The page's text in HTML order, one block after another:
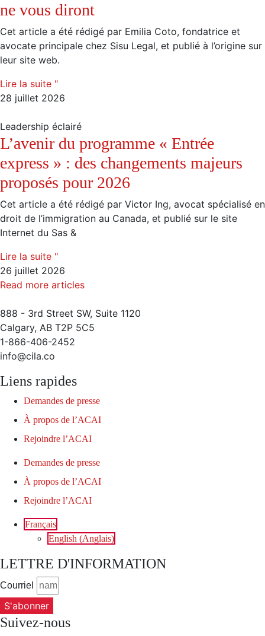
ne vous diront
Cet article a été rédigé par Emilia Coto, fondatrice et
avocate principale chez Sisu Legal, et publié à l’origine sur
leur site web.
Lire la suite "
28 juillet 2026
Leadership éclairé
L’avenir du programme « Entrée
express » : des changements majeurs
proposés pour 2026
Cet article a été rédigé par Victor Ing, avocat spécialisé en
droit de l’immigration au Canada, et publié sur le site
Internet du Sas &
Lire la suite "
26 juillet 2026
Read more articles
888 - 3rd Street SW, Suite 1120
Calgary, AB T2P 5C5
1-866-406-2452
info@cila.co
Liens rapides
Demandes de presse
À propos de l’ACAI
Rejoindre l’ACAI
Demandes de presse
À propos de l’ACAI
Rejoindre l’ACAI
Français
English (Anglais)
LETTRE D'INFORMATION
Courriel
S'abonner
Suivez-nous